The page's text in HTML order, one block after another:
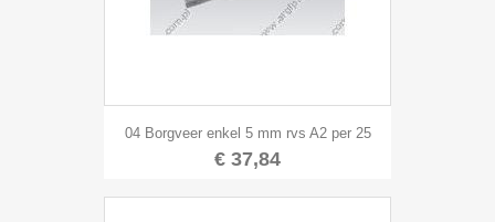
04 Borgveer enkel 5 mm rvs A2 per 25
€ 37,84